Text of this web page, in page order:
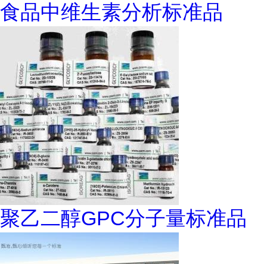
食品中维生素分析标准品
聚乙二醇GPC分子量标准品